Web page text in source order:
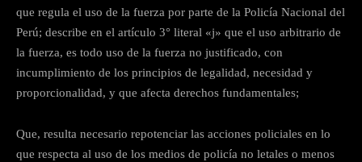
que regula el uso de la fuerza por parte de la Policía Nacional del
Perú; describe en el artículo 3° literal «j» que el uso arbitrario de
la fuerza, es todo uso de la fuerza no justificado, con
incumplimiento de los principios de legalidad, necesidad y
proporcionalidad, y que afecta derechos fundamentales;
Que, resulta necesario repotenciar las acciones policiales en lo
que respecta al uso de los medios de policía no letales o menos